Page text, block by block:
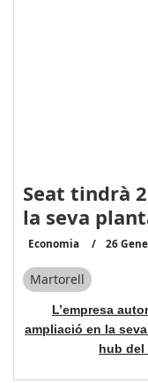
Seat tindrà
la seva
Economia 26
Martorell
L’empresa
ampliació en la
hub del